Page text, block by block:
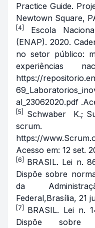
Practice Guide.
Newtown Square,
[4]
Escola
(ENAP). 2020.
no setor público:
experiências
https://
al_23062020.pdf
[5]
Schwaber K.;
scrum.
https://
Acesso em: 12 set.
[6] BRASIL. Lei n.
Dispõe sobre
da
Federal,Brasília, 21
[7] BRASIL. Lei n.
Dispõe sobre